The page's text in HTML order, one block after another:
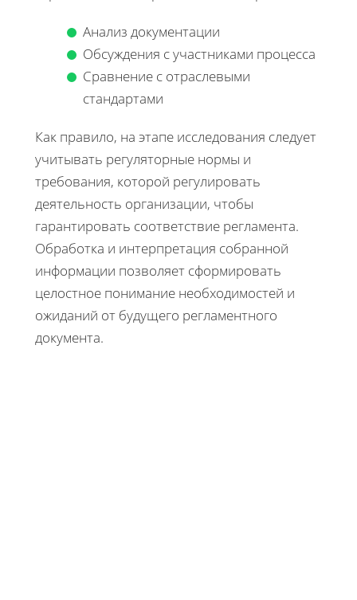
Анализ документации
Обсуждения с участниками процесса
Сравнение с отраслевыми
стандартами
Как правило, на этапе исследования следует
учитывать регуляторные нормы и
требования, которой регулировать
деятельность организации, чтобы
гарантировать соответствие регламента.
Обработка и интерпретация собранной
информации позволяет сформировать
целостное понимание необходимостей и
ожиданий от будущего регламентного
документа.